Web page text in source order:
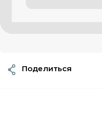
Поделиться